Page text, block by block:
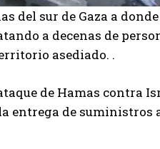
del sur de Gaza a
a decenas de
asediado. .
de Hamas contra
entrega de suministros